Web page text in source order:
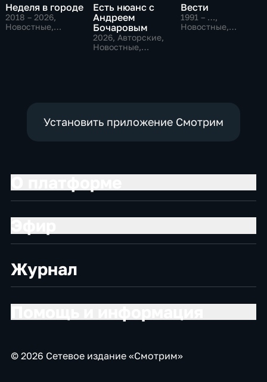
Неделя в городе
2018 – 2026,
Новостные,
Есть нюанс с
Андреем
Бочаровым
2026, Авторские,
Новостные,
Вести
1991 – …,
Новостные,
Установить приложение Смотрим
Журнал
© 2026 Сетевое издание «Смотрим»